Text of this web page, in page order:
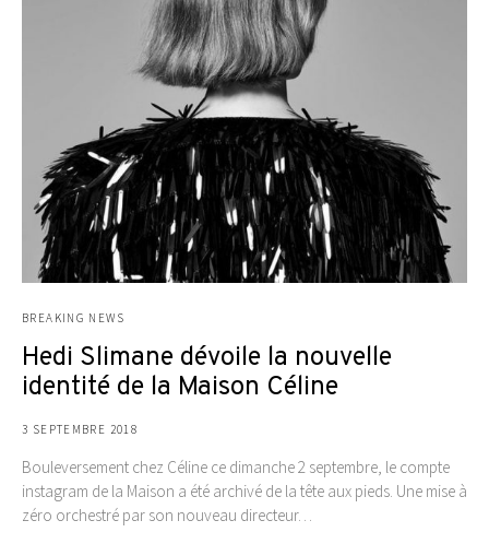
BREAKING NEWS
Hedi Slimane dévoile la nouvelle
identité de la Maison Céline
3 SEPTEMBRE 2018
Bouleversement chez Céline ce dimanche 2 septembre, le compte
instagram de la Maison a été archivé de la tête aux pieds. Une mise à
zéro orchestré par son nouveau directeur…